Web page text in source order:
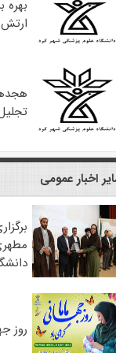
اخبار عمومی
روز